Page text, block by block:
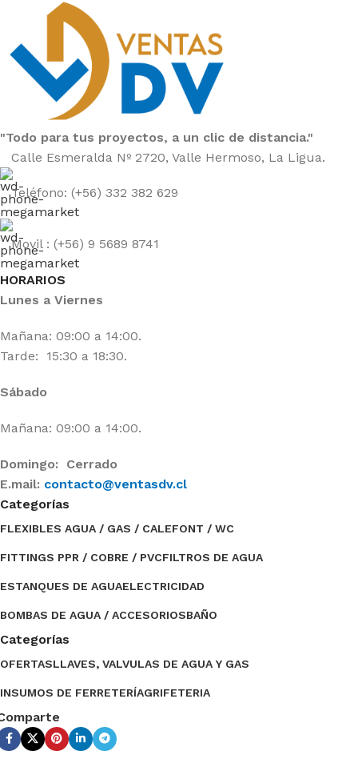
"Todo para tus proyectos, a un clic de distancia."
Calle Esmeralda Nº 2720, Valle Hermoso, La Ligua.
Teléfono: (+56) 332 382 629
Movil : (+56) 9 5689 8741
HORARIOS
Lunes a Viernes
Mañana: 09:00 a 14:00.
Tarde: 15:30 a 18:30.
Sábado
Mañana: 09:00 a 14:00.
Domingo: Cerrado
E.mail: contacto@ventasdv.cl
Categorías
FLEXIBLES AGUA / GAS / CALEFONT / WC
FITTINGS PPR / COBRE / PVCFILTROS DE AGUA
ESTANQUES DE AGUAELECTRICIDAD
BOMBAS DE AGUA / ACCESORIOSBAÑO
Categorías
OFERTASLLAVES, VALVULAS DE AGUA Y GAS
INSUMOS DE FERRETERÍAGRIFETERIA